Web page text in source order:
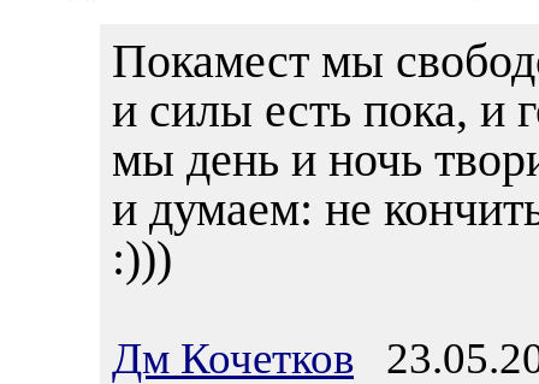
Покамест мы
и силы есть пока, и
мы день и ночь
и думаем: не
:)))
Дм Кочетков